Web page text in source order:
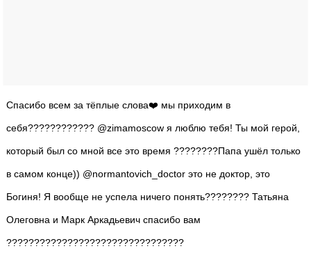
Спасибо всем за тёплые слова❤️ мы приходим в
себя???????????? @zimamoscow я люблю тебя! Ты мой герой,
который был со мной все это время ????????Папа ушёл только
в самом конце)) @normantovich_doctor это не доктор, это
Богиня! Я вообще не успела ничего понять???????? Татьяна
Олеговна и Марк Аркадьевич спасибо вам
????????????????????????????????